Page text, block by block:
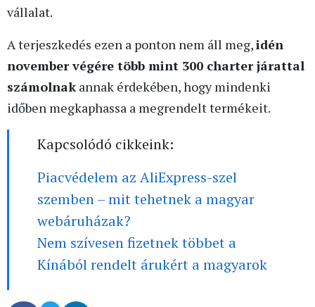
vállalat.
A terjeszkedés ezen a ponton nem áll meg,idén
november végére több mint 300 charter járattal
számolnakannak érdekében, hogy mindenki
időben megkaphassa a megrendelt termékeit.
Kapcsolódó cikkeink:
Piacvédelem az AliExpress-szel
szemben – mit tehetnek a magyar
webáruházak?
Nem szívesen fizetnek többet a
Kínából rendelt árukért a magyarok